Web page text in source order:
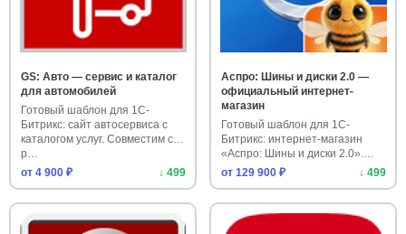
GS: Авто — сервис и каталог
для автомобилей
Готовый шаблон для 1С-
Битрикс: сайт автосервиса с
каталогом услуг. Совместим с
р…
от 4 900 ₽
↓ 499
Аспро: Шины и диски 2.0 —
официальный интернет-
магазин
Готовый шаблон для 1С-
Битрикс: интернет-магазин
«Аспро: Шины и диски 2.0».
Купит…
от 129 900 ₽ ↓ 499